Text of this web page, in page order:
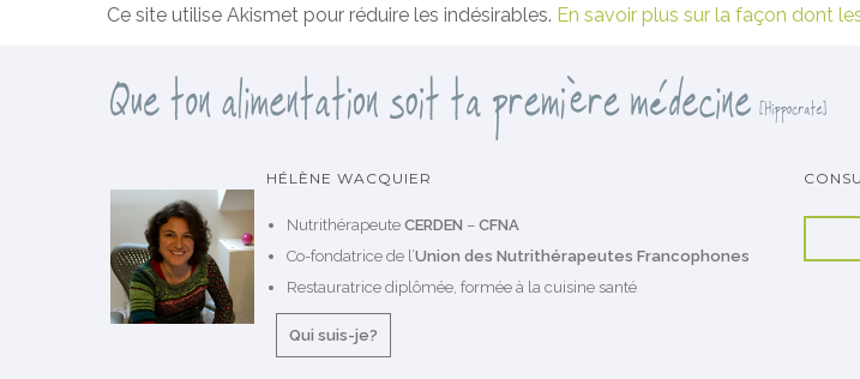
Ce site utilise Akismet pour réduire les indésirables. En savoir plus sur la façon dont
HÉLÈNE WACQUIER
Nutrithérapeute CERDEN – CFNA
Co-fondatrice de l’Union des Nutrithérapeutes Francophones
Restauratrice diplômée, formée à la cuisine santé
Qui suis-je?